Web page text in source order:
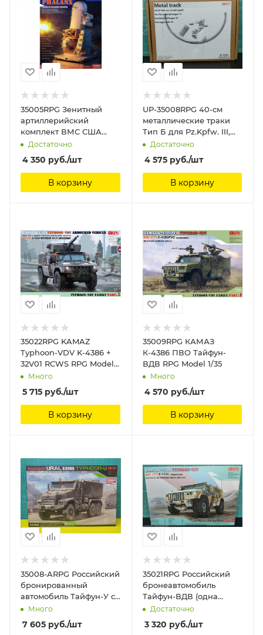
35005RPG Зенитный
артиллерийский
комплект ВМС США
Phalanx US Navy
Phalanx close-in weapon
system RPG Model, 1/35
Достаточно
4 350 руб./шт
В корзину
UP-35008RPG 40-см
металлические траки
Тип Б для Pz.Kpfw. III,
Pz.Kpfw. IV, StuG III
40CM Mid war model
typeB metal track for
Panzerkampfwagen III,
Panzerkampfwagen IV,
Достаточно
4 575руб./шт
В корзину
35022RPG KAMAZ
Typhoon-VDV K-4386 +
32V01 RCWS RPG Model
1/35Много
5 715 руб./шт
В корзину
35009RPG КАМАЗ
К-4386 ПВО Тайфун-
ВДВ RPG Model 1/35
Много
4 570 руб./шт
В корзину
35008-ARPG Российский
бронированный
автомобиль Тайфун-У с
колёсами под
нагрузкой 6 шт. RPG
Model 1/35
Много
7 605 руб./шт
35021RPG Российский
бронеавтомобиль
Тайфун-ВДВ (одна
модель без боевого
модуля в наборе) RPG
Model
Достаточно
3 320 руб./шт